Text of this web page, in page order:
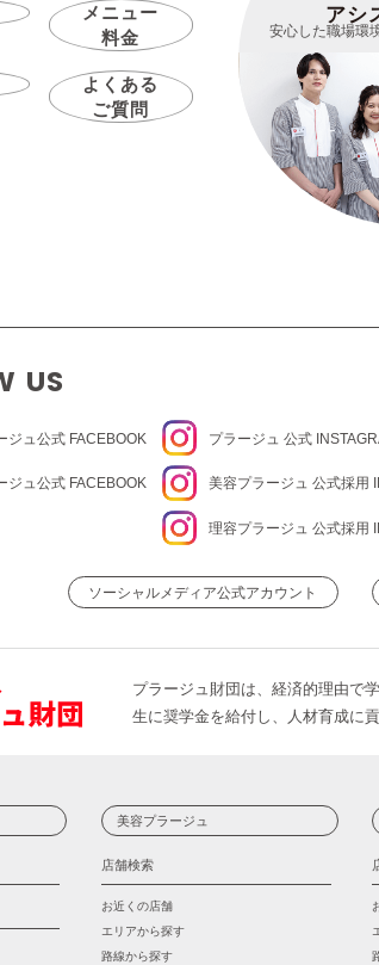
メニュー
料金
よくある
ご質問
アシ
安心した職場環
US
ジュ 公式 FACEBOOK
ジュ 公式 FACEBOOK
プラージュ公式
美容プラージュ 公式採用
理容プラージュ 公式採用
ソーシャルメディア公式アカウント
プラージュ財団は、経済的理由で
生に奨学金を給付し、人材育成に貢
美容プラージュ
店舗検索
お近くの店舗
エリアから探す
路線から探す